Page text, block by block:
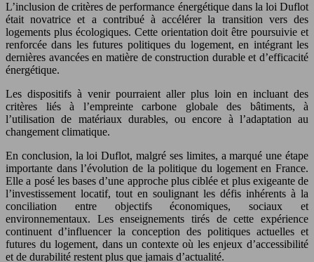
L’inclusion de critères de performance énergétique dans la loi Duflot
était novatrice et a contribué à accélérer la transition vers des
logements plus écologiques. Cette orientation doit être poursuivie et
renforcée dans les futures politiques du logement, en intégrant les
dernières avancées en matière de construction durable et d’efficacité
énergétique.
Les dispositifs à venir pourraient aller plus loin en incluant des
critères liés à l’empreinte carbone globale des bâtiments, à
l’utilisation de matériaux durables, ou encore à l’adaptation au
changement climatique.
En conclusion, la loi Duflot, malgré ses limites, a marqué une étape
importante dans l’évolution de la politique du logement en France.
Elle a posé les bases d’une approche plus ciblée et plus exigeante de
l’investissement locatif, tout en soulignant les défis inhérents à la
conciliation entre objectifs économiques, sociaux et
environnementaux. Les enseignements tirés de cette expérience
continuent d’influencer la conception des politiques actuelles et
futures du logement, dans un contexte où les enjeux d’accessibilité
et de durabilité restent plus que jamais d’actualité.